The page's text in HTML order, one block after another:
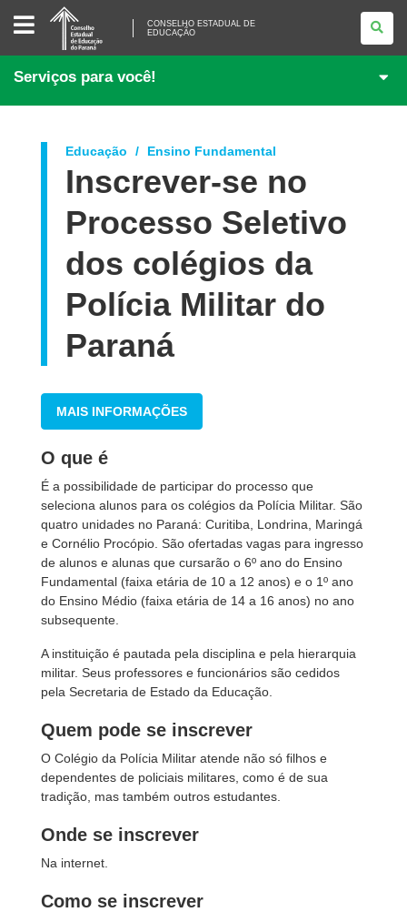
CONSELHO
ESTADUAL
EDUCAÇÃO
CONSELHO ESTADUAL DE
EDUCAÇÃO
Serviços para você!
Educação Ensino Fundamental
Inscrever-se no
Processo Seletivo
dos colégios da
Polícia Militar do
Paraná
MAIS INFORMAÇÕES
O que é
É a possibilidade de participar do processo que
seleciona alunos para os colégios da Polícia Militar. São
quatro unidades no Paraná: Curitiba, Londrina, Maringá
e Cornélio Procópio. São ofertadas vagas para ingresso
de alunos e alunas que cursarão o 6º ano do Ensino
Fundamental (faixa etária de 10 a 12 anos) e o 1º ano
do Ensino Médio (faixa etária de 14 a 16 anos) no ano
subsequente.
A instituição é pautada pela disciplina e pela hierarquia
militar. Seus professores e funcionários são cedidos
pela Secretaria de Estado da Educação.
Quem pode se inscrever
O Colégio da Polícia Militar atende não só filhos e
dependentes de policiais militares, como é de sua
tradição, mas também outros estudantes.
Onde se inscrever
Na internet.
Como se inscrever